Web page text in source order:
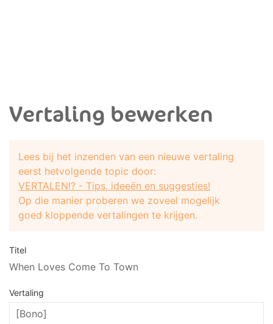
Vertaling bewerken
Lees bij het inzenden van een nieuwe vertaling
eerst hetvolgende topic door:
VERTALEN!? - Tips, ideeën en suggesties!
Op die manier proberen we zoveel mogelijk
goed kloppende vertalingen te krijgen.
Titel
When Loves Come To Town
Vertaling